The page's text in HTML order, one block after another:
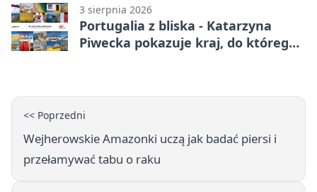
3 sierpnia 2026
Portugalia z bliska - Katarzyna
Piwecka pokazuje kraj, do którego
<< Poprzedni
Wejherowskie Amazonki uczą jak badać piersi i
przełamywać tabu o raku